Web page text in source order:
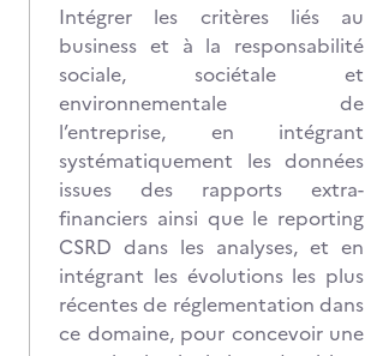
Intégrer les critères liés au
business et à la responsabilité
sociale, sociétale et
environnementale de
l’entreprise, en intégrant
systématiquement les données
issues des rapports extra-
financiers ainsi que le reporting
CSRD dans les analyses, et en
intégrant les évolutions les plus
récentes de réglementation dans
ce domaine, pour concevoir une